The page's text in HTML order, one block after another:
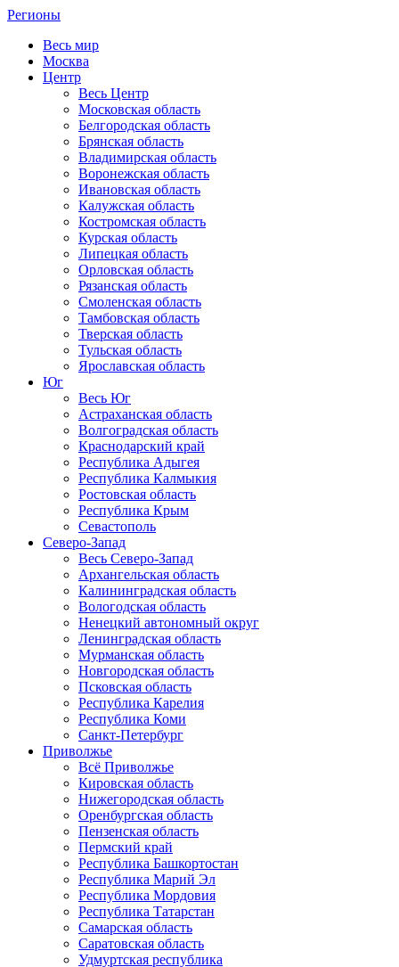
Регионы
Весь мир
Москва
Центр
Весь Центр
Московская область
Белгородская область
Брянская область
Владимирская область
Воронежская область
Ивановская область
Калужская область
Костромская область
Курская область
Липецкая область
Орловская область
Рязанская область
Смоленская область
Тамбовская область
Тверская область
Тульская область
Ярославская область
Юг
Весь Юг
Астраханская область
Волгоградская область
Краснодарский край
Республика Адыгея
Республика Калмыкия
Ростовская область
Республика Крым
Севастополь
Северо-Запад
Весь Северо-Запад
Архангельская область
Калининградская область
Вологодская область
Ненецкий автономный округ
Ленинградская область
Мурманская область
Новгородская область
Псковская область
Республика Карелия
Республика Коми
Санкт-Петербург
Приволжье
Всё Приволжье
Кировская область
Нижегородская область
Оренбургская область
Пензенская область
Пермский край
Республика Башкортостан
Республика Марий Эл
Республика Мордовия
Республика Татарстан
Самарская область
Саратовская область
Удмуртская республика